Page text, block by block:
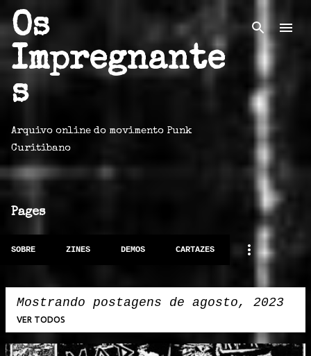
Os
Impregnante
s
Arquivo online do movimento Punk
Curitibano
Pages
SOBRE ZINES DEMOS CARTAZES
Mostrando postagens de agosto, 2023
VER TODOS